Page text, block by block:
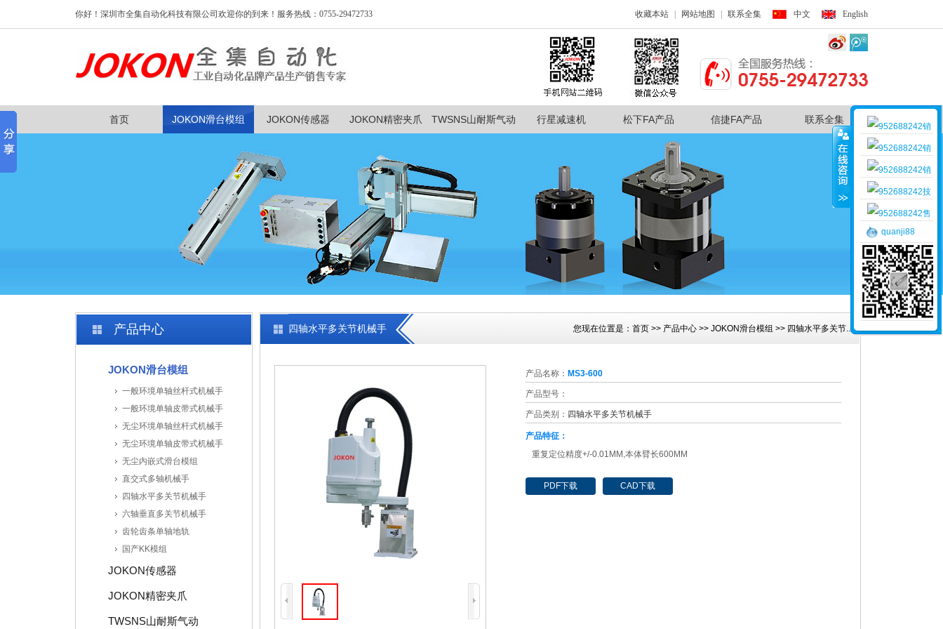
你好！深圳市全集自动化科技有限公司欢迎你的到来！服务热线：0755-29472733 收藏本站 网站地图 联系全集 中文 English
首页 JOKON滑台模组 JOKON传感器 JOKON精密夹爪 TWSNS山耐斯气动 行星减速机 松下FA产品 信捷FA产品 联系全集
产品中心
JOKON滑台模组
一般环境单轴丝杆式机械手
一般环境单轴皮带式机械手
无尘环境单轴丝杆式机械手
无尘环境单轴皮带式机械手
无尘内嵌式滑台模组
直交式多轴机械手
四轴水平多关节机械手
六轴垂直多关节机械手
齿轮齿条单轴地轨
国产KK模组
JOKON传感器
JOKON精密夹爪
TWSNS山耐斯气动
四轴水平多关节机械手 您现在位置是： 首页 >> 产品中心 >> JOKON滑台模组 >> 四轴水平多关节...
产品名称： MS3-600
产品型号：
产品类别： 四轴水平多关节机械手
产品特征：
重复定位精度+/-0.01MM,本体臂长600MM
PDF下载 CAD下载
销
售客服一 销
售客服二 销
售客服三 技
术支持 售
后服务quanji88